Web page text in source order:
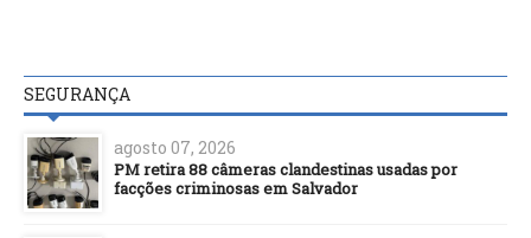
SEGURANÇA
agosto 07, 2026
PM retira 88 câmeras clandestinas usadas por
facções criminosas em Salvador